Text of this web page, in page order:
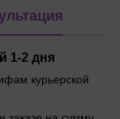
1-2 дня
курьерской